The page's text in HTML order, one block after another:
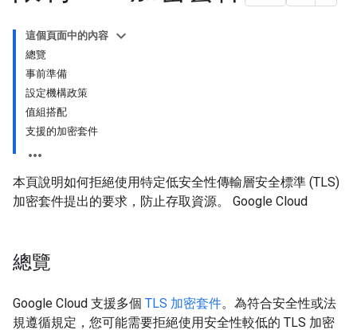
這個頁面中的內容
總覽
事前準備
設定機構政策
值組搭配
支援的加密套件
本頁說明如何拒絕使用特定低安全性傳輸層安全標準 (TLS)
加密套件提出的要求，防止存取資源。 Google Cloud
總覽
Google Cloud 支援多個 TLS 加密套件。為符合安全性或法
規遵循規定，您可能需要拒絕使用安全性較低的 TLS 加密